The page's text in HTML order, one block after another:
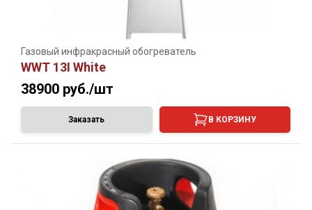
Газовый инфракрасный обогреватель
WWT 13I White
38900 руб./шт
Заказать В КОРЗИНУ